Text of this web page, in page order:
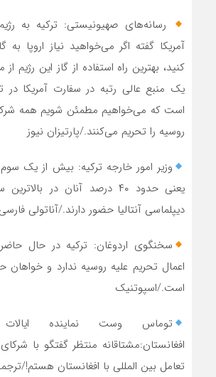
رسانه‌های صهیونیستی: ترکیه به
آمریکا گفته اگر می‌خواهید نیاز اروپا به
کنید، بهترین راه استفاده از گاز این رژیم
یک منبع عالی رتبه در سفارت آمریکا در
است که می‌خواهیم مطمئن شویم همه شرکا
روسیه را تحریم می‌کنند./پارتیزان نیوز
وزیر امور خارجه ترکیه: بیش از یک
یعنی حدود ۴۰ درصد آنان در
دیپلماسی آنتالیا حضور دارند./آناتولی فارسی
سخنگوی اردوغان: ترکیه در حال حاضر
اعمال تحریم علیه روسیه ندارد و
است./اسپوتنیک
توماس وست نماینده
افغانستان:مشتاقانه منتظر گفتگو با
تعامل بین المللی با افغانستان هستم!/